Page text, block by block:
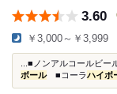
3.60
￥3,000～￥3,999
...■ノンアルコールビ
ボール■コーラハイボ